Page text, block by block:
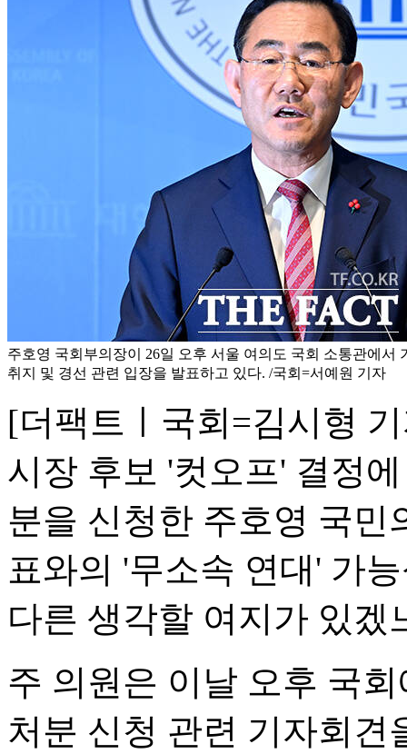
주호영 국회부의장이 26일 오후 서울 여의도 국회 소통관에서
취지 및 경선 관련 입장을 발표하고 있다. /국회=서예원 기자
[더팩트ㅣ국회=김시형
시장 후보 '컷오프' 결정
분을 신청한 주호영 국민
표와의 '무소속 연대' 가
다른 생각할 여지가 있
주 의원은 이날 오후 국
처분 신청 관련 기자회견